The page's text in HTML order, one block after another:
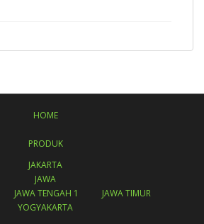
HOME
PRODUK
JAKARTA
JAWA
JAWA TENGAH 1
JAWA TIMUR
YOGYAKARTA